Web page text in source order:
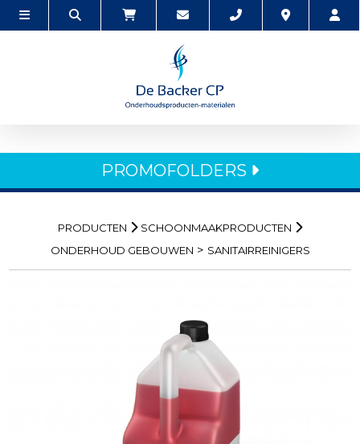
PROMOFOLDERS
PRODUCTEN
SCHOONMAAKPRODUCTEN
ONDERHOUD GEBOUWEN > SANITAIRREINIGERS